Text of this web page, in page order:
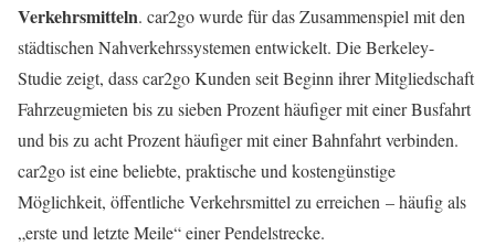
Verkehrsmitteln. car2go wurde für das Zusammenspiel mit den
städtischen Nahverkehrssystemen entwickelt. Die Berkeley-
Studie zeigt, dass car2go Kunden seit Beginn ihrer Mitgliedschaft
Fahrzeugmieten bis zu sieben Prozent häufiger mit einer Busfahrt
und bis zu acht Prozent häufiger mit einer Bahnfahrt verbinden.
car2go ist eine beliebte, praktische und kostengünstige
Möglichkeit, öffentliche Verkehrsmittel zu erreichen – häufig als
„erste und letzte Meile“ einer Pendelstrecke.